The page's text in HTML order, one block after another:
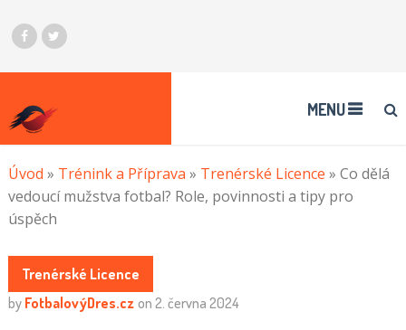
MENU
Úvod » Trénink a Příprava » Trenérské Licence » Co dělá
vedoucí mužstva fotbal? Role, povinnosti a tipy pro
úspěch
Trenérské Licence
by FotbalovýDres.cz on 2. června 2024